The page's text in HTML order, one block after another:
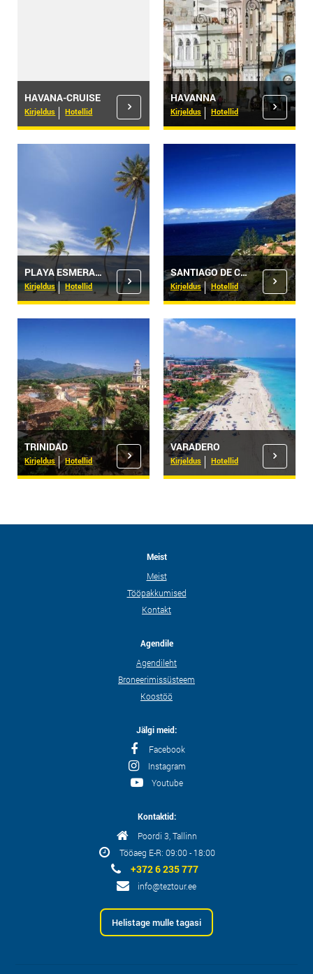
HAVANA-CRUISE
Kirjeldus Hotellid
HAVANNA
Kirjeldus Hotellid
PLAYA ESMERALDA
Kirjeldus Hotellid
SANTIAGO DE CUBA
Kirjeldus Hotellid
TRINIDAD
Kirjeldus Hotellid
VARADERO
Kirjeldus Hotellid
Meist
Meist
Tööpakkumised
Kontakt
Agendile
Agendileht
Broneerimissüsteem
Koostöö
Jälgi meid:
Facebook
Instagram
Youtube
Kontaktid:
Poordi 3, Tallinn
Tööaeg E-R: 09:00 - 18:00
+372 6 235 777
info@teztour.ee
Helistage mulle tagasi